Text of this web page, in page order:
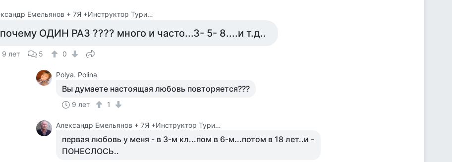
Александр Емельянов + 7Я +Инструктор Туризма
почему ОДИН РАЗ ???? много и часто...3- 5- 8....и т.д..
9 лет 5 0
Polya. Polina
Вы думаете настоящая любовь повторяется???
9 лет 1
Александр Емельянов + 7Я +Инструктор Туризма
первая любовь у меня - в 3-м кл...пом в 6-м...потом в 18 лет..и -
ПОНЕСЛОСЬ..